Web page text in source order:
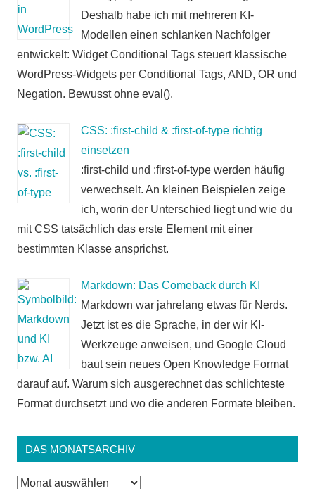
Deshalb habe ich mit mehreren KI-
Modellen einen schlanken Nachfolger
entwickelt: Widget Conditional Tags steuert klassische
WordPress-Widgets per Conditional Tags, AND, OR und
Negation. Bewusst ohne eval().
CSS: :first-child & :first-of-type richtig
einsetzen
:first-child und :first-of-type werden häufig
verwechselt. An kleinen Beispielen zeige
ich, worin der Unterschied liegt und wie du
mit CSS tatsächlich das erste Element mit einer
bestimmten Klasse ansprichst.
Markdown: Das Comeback durch KI
Markdown war jahrelang etwas für Nerds.
Jetzt ist es die Sprache, in der wir KI-
Werkzeuge anweisen, und Google Cloud
baut sein neues Open Knowledge Format
darauf auf. Warum sich ausgerechnet das schlichteste
Format durchsetzt und wo die anderen Formate bleiben.
DAS MONATSARCHIV
Das